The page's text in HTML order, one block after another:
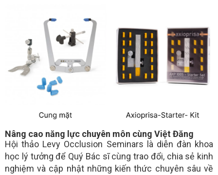
Nâng cao năng lực chuyên môn cùng Việt Đăng
Hội thảo Levy Occlusion Seminars là diễn đàn khoa
học lý tưởng để Quý Bác sĩ cùng trao đổi, chia sẻ kinh
nghiệm và cập nhật những kiến thức chuyên sâu về